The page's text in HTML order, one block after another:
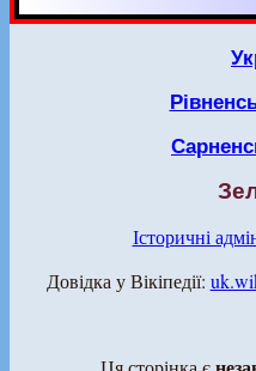
Історичні
Довідка у Вікіпедії: